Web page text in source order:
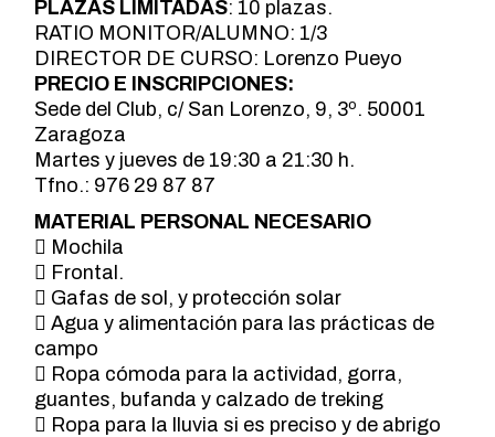
PLAZAS LIMITADAS: 10 plazas.
RATIO MONITOR/ALUMNO: 1/3
DIRECTOR DE CURSO: Lorenzo Pueyo
PRECIO E INSCRIPCIONES:
Sede del Club, c/ San Lorenzo, 9, 3º. 50001
Zaragoza
Martes y jueves de 19:30 a 21:30 h.
Tfno.: 976 29 87 87
MATERIAL PERSONAL NECESARIO
 Mochila
 Frontal.
 Gafas de sol, y protección solar
 Agua y alimentación para las prácticas de
campo
 Ropa cómoda para la actividad, gorra,
guantes, bufanda y calzado de treking
 Ropa para la lluvia si es preciso y de abrigo